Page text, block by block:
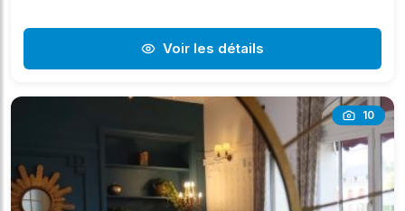
Voir les détails
10